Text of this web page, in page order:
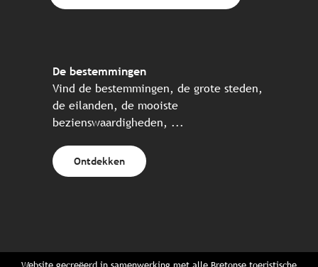
De bestemmingen
Vind de bestemmingen, de grote steden,
de eilanden, de mooiste
bezienswaardigheden, ...
Ontdekken